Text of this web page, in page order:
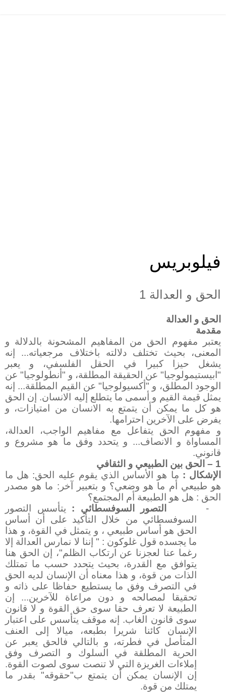
فيلوبريس
الحق و العدالة 1
الحق و العدالة
مقدمة
يعتبر مفهوم الحق من المفاهيم المشحونة بالدلالة و
المعنى، بحيث تختلف دلالته باختلاف مرجعياته... إنه
يشغل حيزا كبيرا في الحقل الفلسفي، و يعبر
"ابيستيمولوجيا" عن الحقيقة المطلقة، و "أنطولوجيا" عن
الوجود المطلق، و "أكسيولوجيا" عن القيم المطلقة... إنه
يمثل قيمة القيم و أسمى ما يتطلع إليه الانسان. إن الحق
هو كل ما يمكن أن يتمتع به الانسان من امتيازات، و
يفرض على الآخرين احترامها.
و مفهوم الحق يتفاعل مع مفاهيم الواجب، العدالة،
المساواة و الانصاف... و يتحدد وفق ما هو مشروع و
قانوني.
1 – الحق بين الطبيعي و الثقافي
الإشكال : ما هو الأساس الذي يقوم عليه الحق: هل ما
هو طبيعي أم ما هو وضعي؟ و بتعبير آخر: ما هو مصدر
الحق : هل هو الطبيعة أم المجتمع؟
-
التصور السوفسطائي : يتأسس التصور
السوفسطائي من خلال التأكيد على أن أساس
الحق هو أساس طبيعي ، و يتمثل في القوة، و هذا
ما يجسده قول غلوكون : " إننا لا نمارس العدالة إلا
رغما عنا لعجزنا عن ارتكاب الظلم"، إن الحق هنا
يتوافق مع القدرة، بحيث يتحدد حسب ما تمتلك
الذات من قوة، و هذا معناه أن الإنسان لديه الحق
في التصرف وفق ما يستطيع حفاظا على ذاته و
تحقيقا لمصالحه و دون مراعاة للآخرين... إن
الطبيعة لا تعرف حقا سوى حق القوة و لا قانون
سوى قانون الغاب. إنه موقف يتأسس على اعتبار
الإنسان كائنا شريرا بطبعه، ميالا إلى العنف
المتأصل في فطرته، و بالتالي فالحق يعبر عن
الحرية المطلقة في السلوك و التصرف وفق
إملاءات الغريزة التي لا تنصت سوى لصوت القوة.
إن الإنسان يمكن أن يتمتع ب"حقوقه" بقدر ما
يمتلك من قوة.